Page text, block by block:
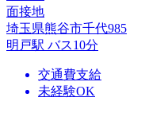
面接地
埼玉県熊谷市千代985
明戸駅 バス10分
交通費支給
未経験OK